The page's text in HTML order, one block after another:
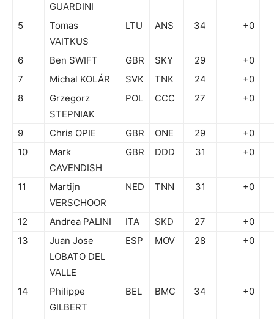
GUARDINI
5
Tomas
VAITKUS
LTU ANS 34 +0
6 Ben SWIFT GBR SKY 29
+0
7
Michal KOLÁR SVK TNK 24
+0
8
Grzegorz
STEPNIAK
POL CCC 27 +0
9 Chris OPIE GBR ONE 29
+0
10
Mark
CAVENDISH
GBR DDD 31 +0
11
Martijn
VERSCHOOR
NED TNN 31 +0
12 Andrea PALINI ITA SKD 27
+0
13
Juan Jose
LOBATO DEL
VALLE
ESP MOV 28 +0
14
Philippe
GILBERT
BEL BMC 34 +0